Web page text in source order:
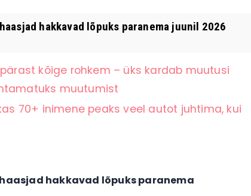
hakkavad lõpuks paranema juunil 2026
kõige rohkem – üks kardab muutusi
muutumist
70+ inimene peaks veel autot juhtima, kui
hakkavad lõpuks paranema